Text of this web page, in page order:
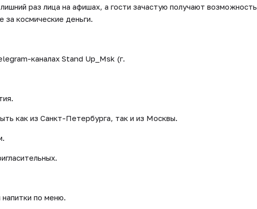
раз лица на афишах, а гости зачастую получают возможность
за космические деньги.
каналах Stand Up_Msk (г.
как из Санкт-Петербурга, так и из Москвы.
по меню.